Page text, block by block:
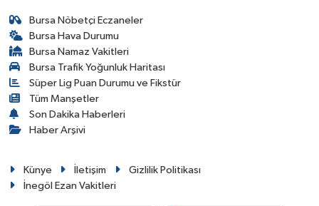
Bursa Nöbetçi Eczaneler
Bursa Hava Durumu
Bursa Namaz Vakitleri
Bursa Trafik Yoğunluk Haritası
Süper Lig Puan Durumu ve Fikstür
Tüm Manşetler
Son Dakika Haberleri
Haber Arşivi
Künye İletişim
Gizlilik Politikası
İnegöl Ezan Vakitleri